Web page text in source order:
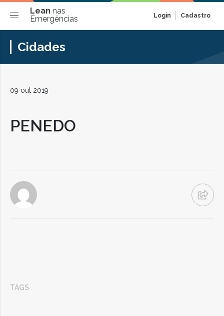
Lean nas
Emergências
Login Cadastro
Cidades
09 out 2019
PENEDO
TAGS